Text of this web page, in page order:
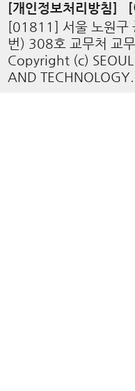
[개인정보처리방침]
[01811] 서울 노원구
번) 308호 교무처 교
Copyright (c) SEOUL
AND